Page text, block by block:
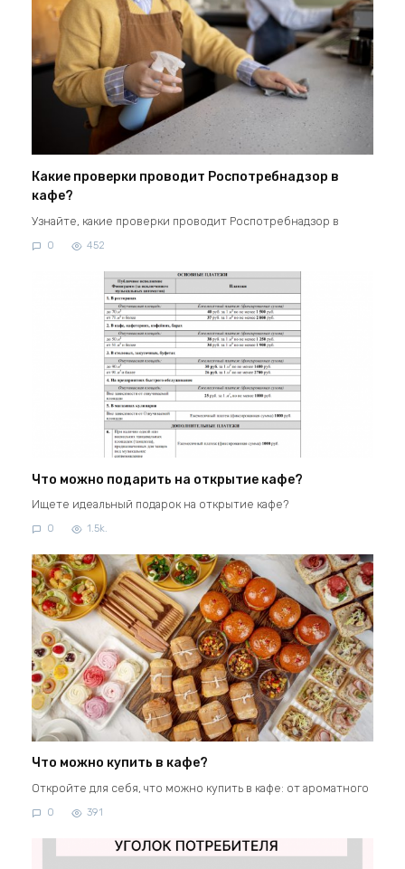
Какие проверки проводит Роспотребнадзор в
кафе?
Узнайте, какие проверки проводит Роспотребнадзор в
0 452
Что можно подарить на открытие кафе?
Ищете идеальный подарок на открытие кафе?
0 1.5k.
Что можно купить в кафе?
Откройте для себя, что можно купить в кафе: от ароматного
0 391